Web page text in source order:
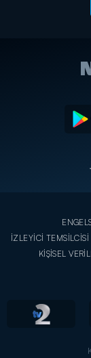
İZLEYİCİ TEMSİLCİSİ
KİŞİSEL